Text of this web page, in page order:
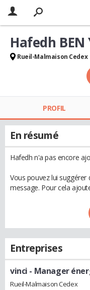
Hafedh BEN
Rueil-Malmaison Cedex
PROFIL
En résumé
Hafedh n'a pas encore
Vous pouvez lui suggérer
message. Pour cela
Entreprises
vinci - Manager
Rueil-Malmaison Cedex